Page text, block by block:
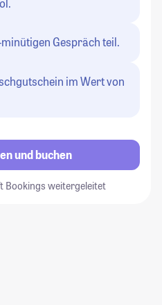
Gespräch teil.
im Wert von
und buchen
Bookings weitergeleitet